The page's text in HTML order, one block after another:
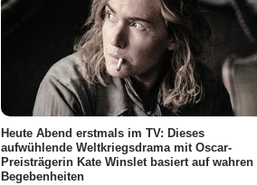
Heute Abend erstmals im TV: Dieses
aufwühlende Weltkriegsdrama mit Oscar-
Preisträgerin Kate Winslet basiert auf wahren
Begebenheiten